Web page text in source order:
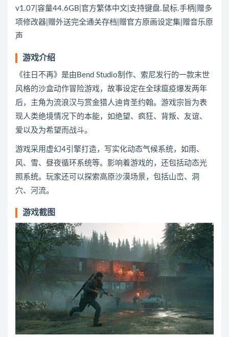
v1.07|容量44.6GB|官方繁体中文|支持键盘.鼠标.手柄|赠多
项修改器|赠外送完全通关存档|赠官方原画设定集|赠音乐原
声
游戏介绍
《往日不再》是由Bend Studio制作、索尼发行的一款末世
风格的沙盒动作冒险游戏，故事设定在全球瘟疫爆发两年
后，主角为流浪汉与赏金猎人迪肯圣约翰。游戏宗旨为表
现人类绝境情况下的本能，如绝望、疯狂、背叛、友谊、
爱以及为希望而战斗。
游戏采用虚幻4引擎打造，写实化动态气候系统，如雨、
风、雪、昼夜循环系统等。影响着游戏的，还包括动态光
照系统。玩家还可以探索高原沙漠场景，包括山峦、洞
穴、河流。
游戏截图